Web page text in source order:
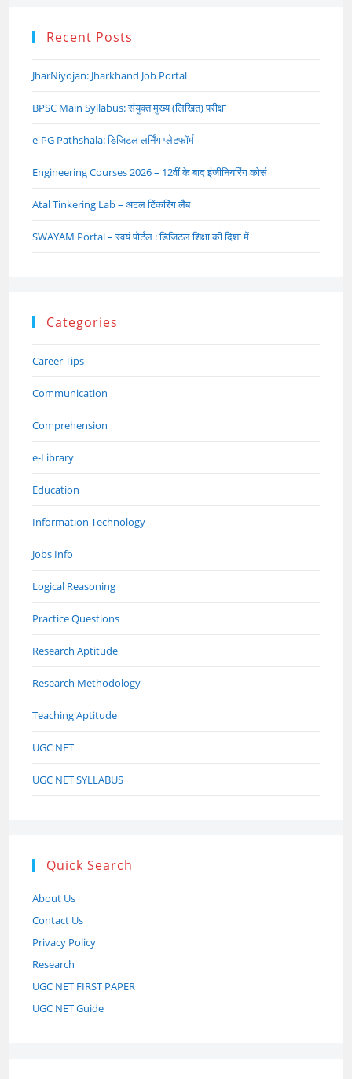
Recent Posts
JharNiyojan: Jharkhand Job Portal
BPSC Main Syllabus: संयुक्त मुख्य (लिखित) परीक्षा
e-PG Pathshala: डिजिटल लर्निंग प्लेटफॉर्म
Engineering Courses 2026 – 12वीं के बाद इंजीनियरिंग कोर्स
Atal Tinkering Lab – अटल टिंकरिंग लैब
SWAYAM Portal – स्वयं पोर्टल : डिजिटल शिक्षा की दिशा में
Categories
Career Tips
Communication
Comprehension
e-Library
Education
Information Technology
Jobs Info
Logical Reasoning
Practice Questions
Research Aptitude
Research Methodology
Teaching Aptitude
UGC NET
UGC NET SYLLABUS
Quick Search
About Us
Contact Us
Privacy Policy
Research
UGC NET FIRST PAPER
UGC NET Guide